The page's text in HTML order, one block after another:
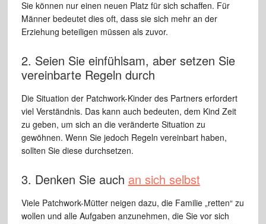
Sie können nur einen neuen Platz für sich schaffen. Für
Männer bedeutet dies oft, dass sie sich mehr an der
Erziehung beteiligen müssen als zuvor.
2. Seien Sie einfühlsam, aber setzen Sie
vereinbarte Regeln durch
Die Situation der Patchwork-Kinder des Partners erfordert
viel Verständnis. Das kann auch bedeuten, dem Kind Zeit
zu geben, um sich an die veränderte Situation zu
gewöhnen. Wenn Sie jedoch Regeln vereinbart haben,
sollten Sie diese durchsetzen.
3. Denken Sie auch an sich selbst
Viele Patchwork-Mütter neigen dazu, die Familie „retten“ zu
wollen und alle Aufgaben anzunehmen, die Sie vor sich